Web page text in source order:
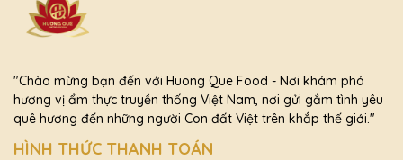
"Chào mừng bạn đến với Huong Que Food - Nơi khám phá
hương vị ẩm thực truyền thống Việt Nam, nơi gửi gắm tình yêu
quê hương đến những người Con đất Việt trên khắp thế giới."
HÌNH THỨC THANH TOÁN